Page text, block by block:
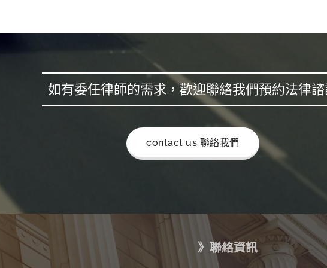
如有委任律師的需求，歡迎聯絡我們預約法律
contact us 聯絡我們
》聯絡資訊